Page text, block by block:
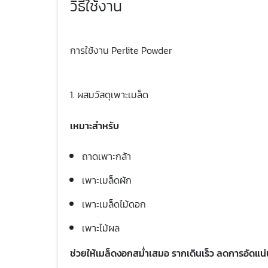
วิธีใช้งาน
การใช้งาน Perlite Powder
1. ผสมวัสดุเพาะเมล็ด
เหมาะสำหรับ
ถาดเพาะกล้า
เพาะเมล็ดผัก
เพาะเมล็ดไม้ดอก
เพาะไม้ผล
ช่วยให้เมล็ดงอกสม่ำเสมอ รากเดินเร็ว ลดการอัดแ